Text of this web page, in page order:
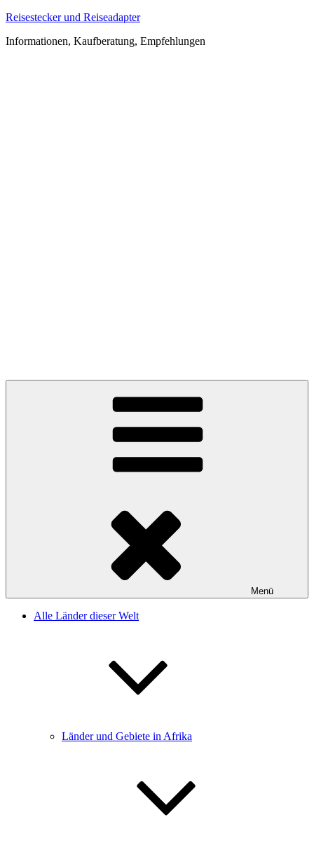
Zum
springen
Reisestecker und Reiseadapter
Informationen, Kaufberatung, Empfehlungen
Menü
Alle Länder dieser Welt
Länder und Gebiete in Afrika